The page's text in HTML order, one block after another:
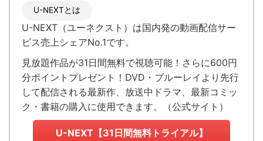
U-NEXTとは
U-NEXT（ユーネクスト） は国内発の動画配信サー
ビス売上シェアNo.1です。
見放題作品が31日間無料で視聴可能！ さらに600円
分ポイントプレゼント！DVD・ブルーレイより先行
して配信される最新作、放送中ドラマ、最新コミッ
ク・書籍の購入に使用できます。（公式サイト ）
U-NEXT【31日間無料トライアル】